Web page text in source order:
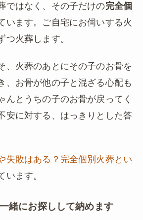
ではなく、その子だけの完全個
います。ご自宅にお伺いする火
つ火葬します。
、火葬のあとにその子のお骨を
、お骨が他の子と混ざる心配も
んとうちの子のお骨が戻ってく
安に対する、はっきりとした答
失敗はある？完全個別火葬とい
います。
緒にお探しして納めます